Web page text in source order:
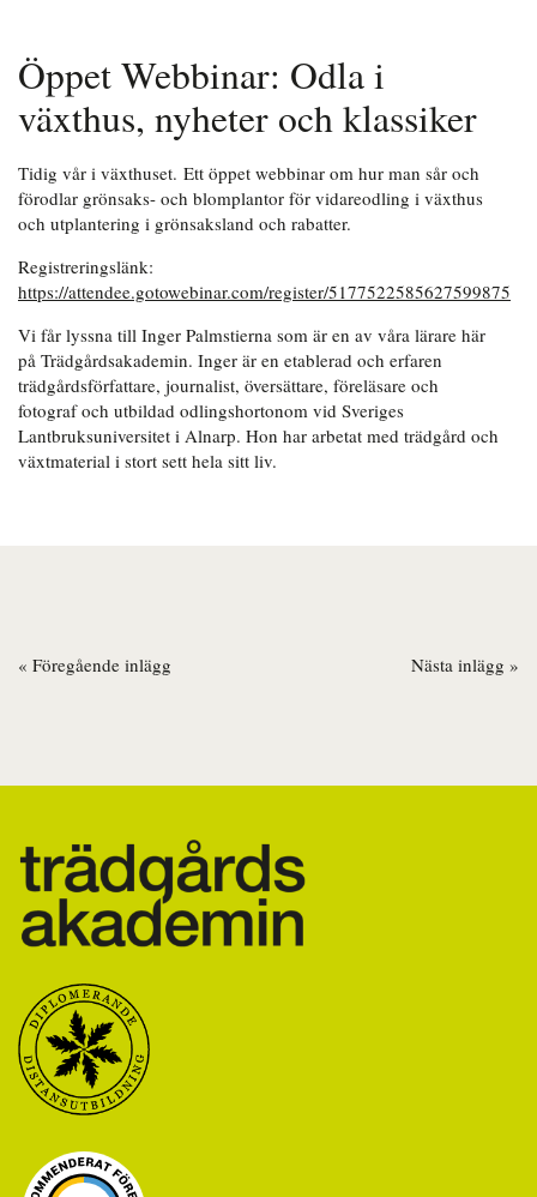
Öppet Webbinar: Odla i
växthus, nyheter och klassiker
Tidig vår i växthuset. Ett öppet webbinar om hur man sår och
förodlar grönsaks- och blomplantor för vidareodling i växthus
och utplantering i grönsaksland och rabatter.
Registreringslänk:
https://attendee.gotowebinar.com/register/5177522585627599875
Vi får lyssna till Inger Palmstierna som är en av våra lärare här
på Trädgårdsakademin. Inger är en etablerad och erfaren
trädgårdsförfattare, journalist, översättare, föreläsare och
fotograf och utbildad odlingshortonom vid Sveriges
Lantbruksuniversitet i Alnarp. Hon har arbetat med trädgård och
växtmaterial i stort sett hela sitt liv.
« Föregående inlägg Nästa inlägg »